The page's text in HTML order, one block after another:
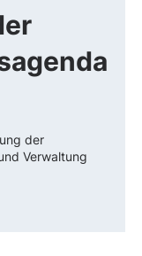
der
Verwaltung